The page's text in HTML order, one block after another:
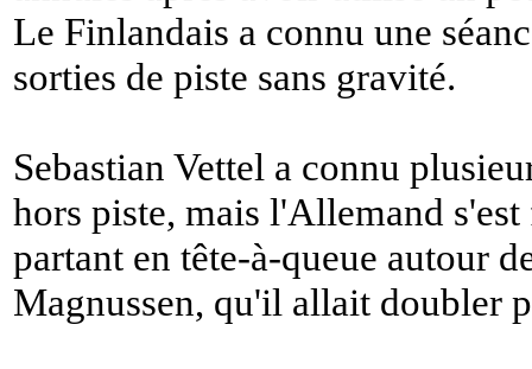
Le Finlandais a connu une
sorties de piste sans gravité.
Sebastian Vettel a connu
hors piste, mais l'Allemand
partant en tête-à-queue autour
Magnussen, qu'il allait doubler